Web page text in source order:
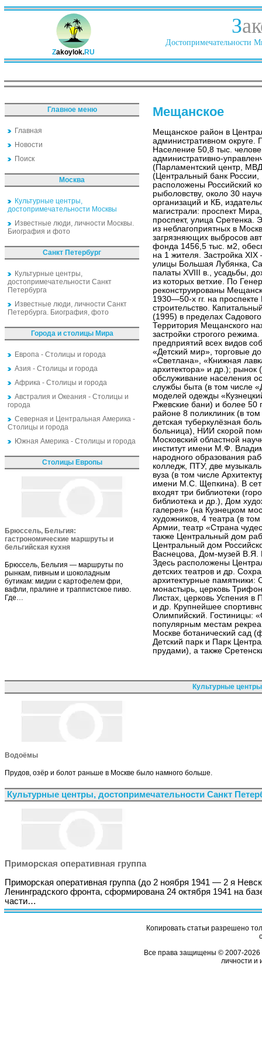
Zakoylok.RU
З
Достопримечательности
Главное меню
Главная
Новости
Поиск
Москва
Культурные центры,
достопримечательности Москвы
Известные люди, личности Москвы.
Биография и фото
Санкт Петербург
Культурные центры,
достопримечательности Санкт
Петербурга
Известные люди, личности Санкт
Петербурга. Биография, фото
Города и столицы Мира
Европа - Столицы и города
Азия - Столицы и города
Африка - Столицы и города
Австралия и Океания - Столицы и
города
Северная и Центральная Америка -
Столицы и города
Южная Америка - Столицы и города
Столицы Европы
Брюссель, Бельгия:
гастрономические маршруты и
бельгийская кухня
Брюссель, Бельгия — маршруты по
рынкам, пивным и шоколадным
бутикам: мидии с картофелем фри,
вафли, пралине и траппистское пиво.
Где…
Мещанское
Мещанское район в
административном округе.
Население 50,8 тыс.
административно-
(Парламентский центр,
(Центральный банк России,
расположены Российский
рыболовству, около 30
организаций и КБ,
магистрали: проспект
проспект, улица Сретенка.
из неблагоприятных в
загрязняющих выбросов
фонда 1456,5 тыс. м2,
на 1 жителя. Застройка
улицы Большая Лубянка,
палаты XVIII в., усадьбы,
из которых ветхие. По
реконструированы
1930—50-х гг. на
строительство.
(1995) в пределах
Территория Мещанского
застройки строгого
предприятий всех видов
«Детский мир», торговые
«Светлана», «Книжная
архитектора» и др.);
обслуживание населения
службы быта (в том числе
моделей одежды
Ржевские бани) и более 50
районе 8 поликлиник (в
детская туберкулёзная
больница), НИИ скорой
Московский областной
институт имени М.Ф.
народного образования
колледж, ПТУ, две
вуза (в том числе
имени М.С. Щепкина). В
входят три библиотеки
библиотека и др.), Дом
галерея» (на Кузнецком
художников, 4 театра (в
Армии, театр «Страна
также Центральный дом
Центральный дом
Васнецова, Дом-музей
Здесь расположены
детских театров и др.
архитектурные памятники:
монастырь, церковь
Листах, церковь Успения в
и др. Крупнейшее
Олимпийский. Гостиницы:
популярным местам
Москве ботанический сад
Детский парк и Парк
прудами), а также
Культурные
Водоёмы
Прудов, озёр и болот раньше в Москве было намного больше.
Культурные центры, достопримечательности Санкт
Приморская оперативная группа
Приморская оперативная группа (до 2 ноября 1941 — 2 я
Ленинградского фронта, сформирована 24 октября 1941 на
части…
Копировать статьи разрешено
Все права защищены © 2007-2026
личности и